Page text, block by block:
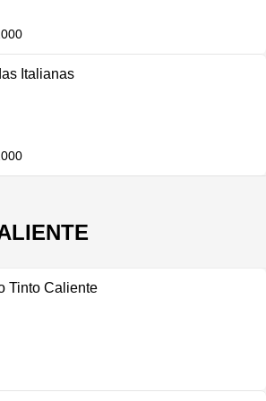
Italianas
Tinto Caliente